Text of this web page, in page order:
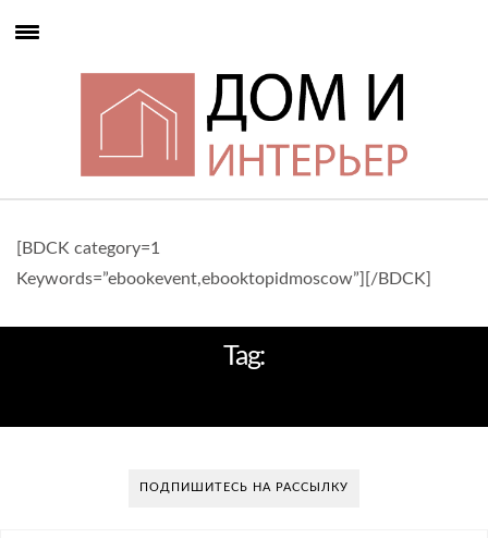
[BDCK category=1
Keywords=”ebookevent,ebooktopidmoscow”][/BDCK]
Tag:
ПОДПИШИТЕСЬ НА РАССЫЛКУ